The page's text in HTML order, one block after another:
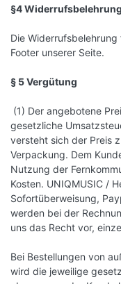
§4 Widerrufsbelehrung
Die
Footer unserer Seite.
§ 5 Vergütung
(1) Der angebotene
gesetzliche
versteht sich der Preis
Verpackung. Dem
Nutzung der
Kosten. UNIQMUSIC /
Sofortüberweisung,
werden bei der
uns das Recht vor,
Bei Bestellungen von
wird die jeweilige